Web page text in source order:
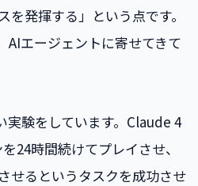
発揮する」という点です。
AIエージェントに寄せてきて
験をしています。Claude 4
24時間続けてプレイさせ、
せるというタスクを成功させ